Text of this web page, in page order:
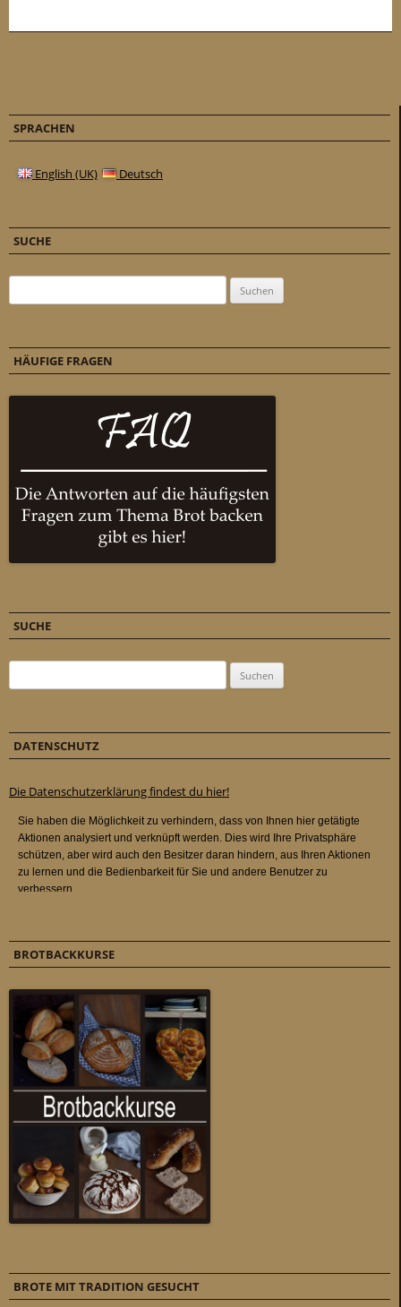
SPRACHEN
English (UK) Deutsch
SUCHE
HÄUFIGE FRAGEN
SUCHE
DATENSCHUTZ
Die Datenschutzerklärung findest du hier!
BROTBACKKURSE
BROTE MIT TRADITION GESUCHT